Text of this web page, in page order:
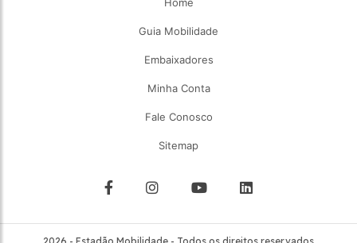
Guia Mobilidade
Embaixadores
Minha Conta
Fale Conosco
Sitemap